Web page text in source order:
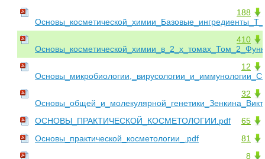
188
410
12
32
65
ОСНОВЫ_ПРАКТИЧЕСКОЙ_КОСМЕТОЛОГИИ.pdf
81
Основы_практической_косметологии_.pdf
8